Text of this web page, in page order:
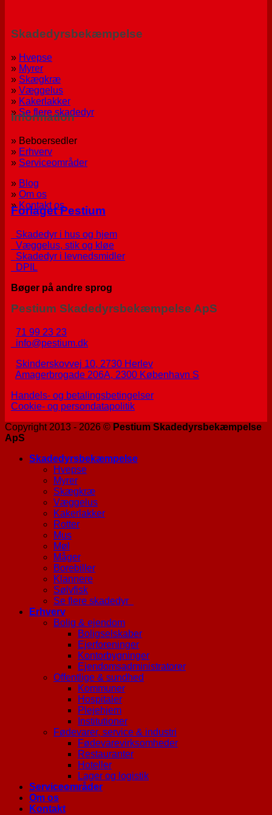
Skadedyrsbekæmpelse
» Hvepse
» Myrer
» Skægkræ
» Væggelus
» Kakerlakker
» Se flere skadedyr
Information
» Beboersedler
» Erhverv
» Serviceområder
» Blog
» Om os
» Kontakt os
Forlaget Pestium
Skadedyr i hus og hjem
Væggelus, stik og kløe
Skadedyr i levnedsmidler
DPIL
Bøger på andre sprog
Pestium Skadedyrsbekæmpelse ApS
71 99 23 23
info@pestium.dk
Skinderskovvej 10, 2730 Herlev
Amagerbrogade 206A, 2300 København S
Handels- og betalingsbetingelser
Cookie- og persondatapolitik
Copyright 2013 - 2026 © Pestium Skadedyrsbekæmpelse
ApS
Skadedyrsbekæmpelse
Hvepse
Myrer
Skægkræ
Væggelus
Kakerlakker
Rotter
Mus
Møl
Måger
Borebiller
Klannere
Sølvfisk
Se flere skadedyr
Erhverv
Bolig & ejendom
Boligselskaber
Ejerforeninger
Kontorbygninger
Ejendomsadministratorer
Offentlige & sundhed
Kommuner
Hospitaler
Plejehjem
Institutioner
Fødevarer, service & industri
Fødevarevirksomheder
Restauranter
Hoteller
Lager og logistik
Serviceområder
Om os
Kontakt